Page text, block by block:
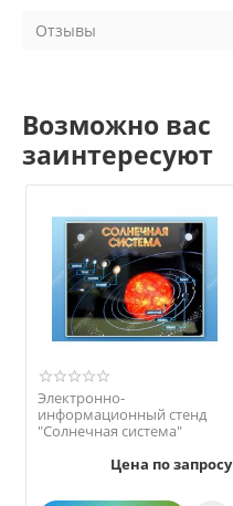
Отзывы
Возможно вас
заинтересуют
Электронно-
информационный стенд
"Солнечная система"
Цена по запросу